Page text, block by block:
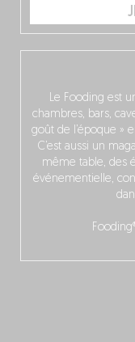
Le Fooding est
chambres, bars,
goût de l’époque »
C’est aussi un
même table, des
événementielle,